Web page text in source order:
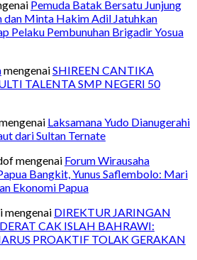
Pemuda Batak Bersatu Junjung
dan Minta Hakim Adil Jatuhkan
Pelaku Pembunuhan Brigadir Yosua
mengenaiSHIREEN CANTIKA
TALENTA SMP NEGERI 50
Laksamana Yudo Dianugerahi
dari Sultan Ternate
mengenai Forum Wirausaha
Bangkit, Yunus Saflembolo: Mari
Ekonomi Papua
mengenai DIREKTUR JARINGAN
CAK ISLAH BAHRAWI:
PROAKTIF TOLAK GERAKAN